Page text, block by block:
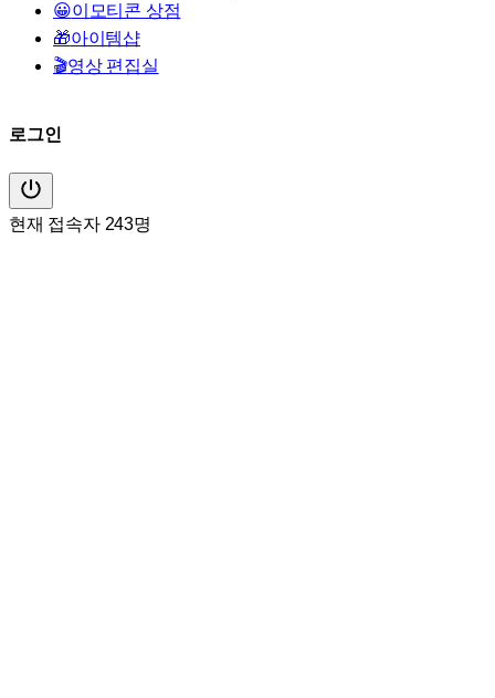
😀이모티콘 상점
🎁아이템샵
🎬영상 편집실
로그인
현재 접속자 243명